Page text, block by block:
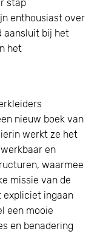
stap
enthousiast over
aansluit bij het
het
nieuw boek van
werkt ze het
en
waarmee
missie van de
expliciet ingaan
een mooie
en benadering